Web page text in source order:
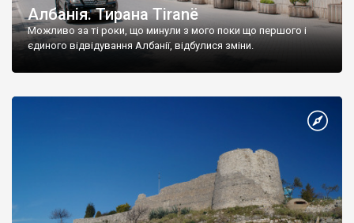
Албанія. Тирана Tiranë
Можливо за ті роки, що минули з мого поки що першого і
єдиного відвідування Албанії, відбулися зміни.